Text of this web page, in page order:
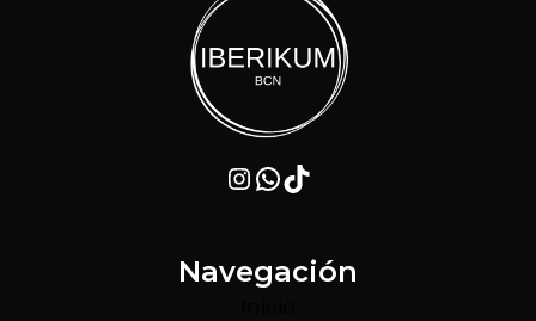
InstagramWhatsApp TikTok
Navegación